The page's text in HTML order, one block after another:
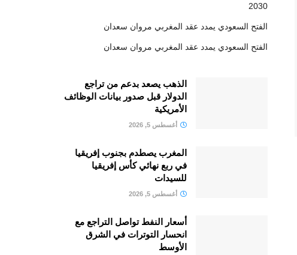
2030
الفتح السعودي يمدد عقد المغربي مروان سعدان
الفتح السعودي يمدد عقد المغربي مروان سعدان
الذهب يصعد بدعم من تراجع
الدولار قبل صدور بيانات الوظائف
الأمريكية
أغسطس 5, 2026
المغرب يصطدم بجنوب إفريقيا
في ربع نهائي كأس إفريقيا
للسيدات
أغسطس 5, 2026
أسعار النفط تواصل التراجع مع
انحسار التوترات في الشرق
الأوسط